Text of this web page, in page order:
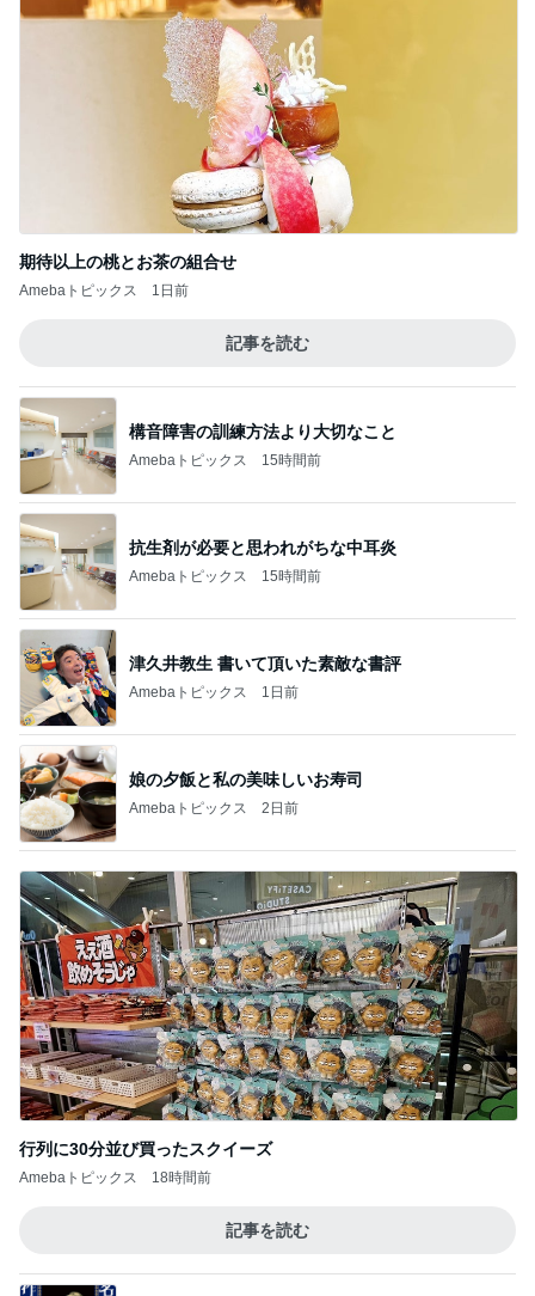
期待以上の桃とお茶の組合せ
Amebaトピックス 1日前
記事を読む
構音障害の訓練方法より大切なこと
Amebaトピックス 15時間前
抗生剤が必要と思われがちな中耳炎
Amebaトピックス 15時間前
津久井教生 書いて頂いた素敵な書評
Amebaトピックス 1日前
娘の夕飯と私の美味しいお寿司
Amebaトピックス 2日前
行列に30分並び買ったスクイーズ
Amebaトピックス 18時間前
記事を読む